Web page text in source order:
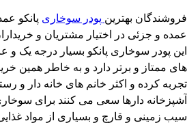
فروشندگان بهترین پودر سوخاری پانکو
عمده و جزئی در اختیار مشتریان و
این پودر سوخاری پانکو بسیار درجه یک و
های ممتاز و برتر دارد و به خاطر همین
تجربه کرده و اکثر خانم های خانه دار و
آشپزخانه دارها سعی می کنند برای
سیب زمینی و قارچ و بسیاری از مواد